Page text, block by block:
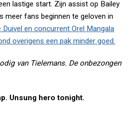
lastige start. Zijn assist op Bailey
meer fans beginnen te geloven in
Duivel en concurrent Orel Mangala
overigens een pak minder goed.
van Tielemans. De onbezongen
Unsung hero tonight.